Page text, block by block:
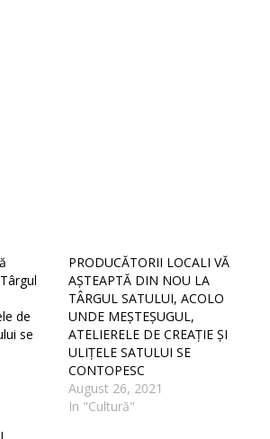
de
se
PRODUCĂTORII LOCALI VĂ
AȘTEAPTĂ DIN NOU LA
TÂRGUL SATULUI, ACOLO
UNDE MEȘTEȘUGUL,
ATELIERELE DE CREAȚIE ȘI
ULIȚELE SATULUI SE
CONTOPESC
August 26, 2021
In "Cultură"